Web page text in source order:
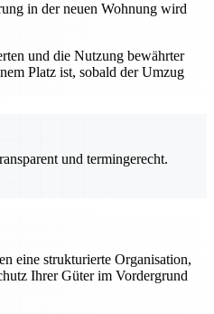
in der neuen Wohnung wird
und die Nutzung bewährter
Platz ist, sobald der Umzug
und termingerecht.
eine strukturierte Organisation,
Ihrer Güter im Vordergrund